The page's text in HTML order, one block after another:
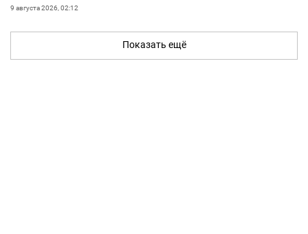
9 августа 2026, 02:12
Показать ещё